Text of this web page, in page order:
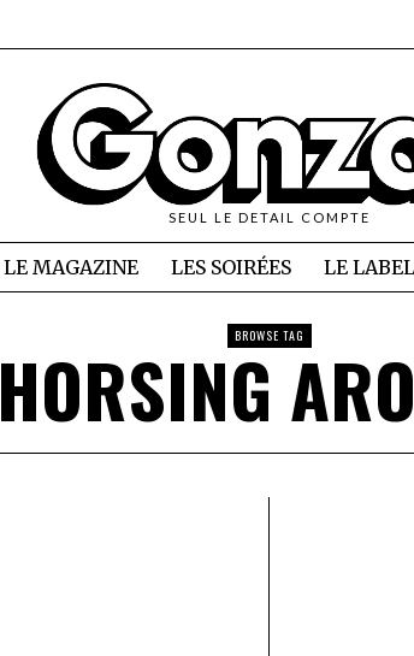
SEUL LE DETAIL COMPTE
LE MAGAZINE LES SOIRÉES LE LABEL
BROWSE TAG
HORSING